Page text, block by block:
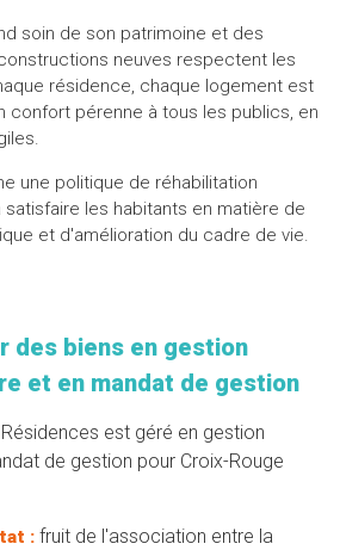
soin de son patrimoine et des
neuves respectent les
résidence, chaque logement est
confort pérenne à tous les publics, en
une politique de réhabilitation
satisfaire les habitants en matière de
et d'amélioration du cadre de vie.
des biens en gestion
et en mandat de gestion
est géré en gestion
de gestion pour Croix-Rouge
: fruit de l'association entre la